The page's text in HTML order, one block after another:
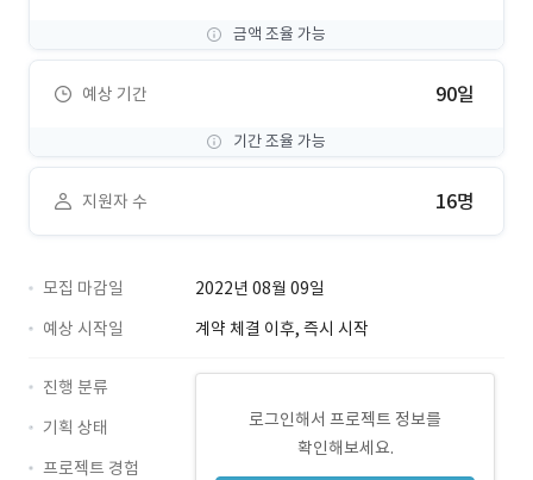
금액 조율 가능
예상 기간 90일
기간 조율 가능
지원자 수 16명
모집 마감일
2022년 08월 09일
예상 시작일
계약 체결 이후, 즉시 시작
로그인해서 프로젝트 정보를
확인해보세요.
진행 분류
기획 상태
프로젝트 경험